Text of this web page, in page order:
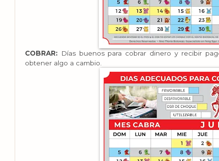
COBRAR: Días buenos para cobrar dinero y recibir
obtener algo a cambio.